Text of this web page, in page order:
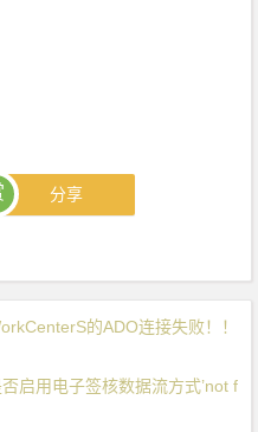
投
别
为
[易
分享
的ADO连接失败！！
启用电子签核数据流方式’not f